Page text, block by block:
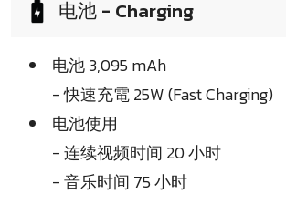
电池 - Charging
电池 3,095 mAh
- 快速充電 25W (Fast Charging)
电池使用
- 连续视频时间 20 小时
- 音乐时间 75 小时